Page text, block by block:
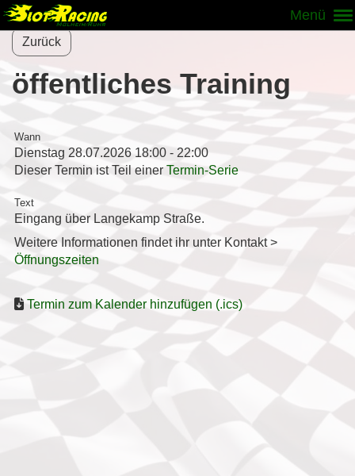
Menü
Zurück
öffentliches Training
Wann
Dienstag 28.07.2026 18:00 - 22:00
Dieser Termin ist Teil einer Termin-Serie
Text
Eingang über Langekamp Straße.
Weitere Informationen findet ihr unter Kontakt >
Öffnungszeiten
Termin zum Kalender hinzufügen (.ics)